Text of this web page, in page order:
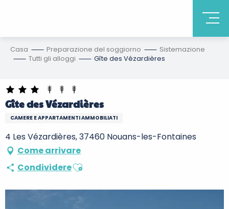
Casa Preparazione del soggiorno
Sistemazione
Tutti gli alloggi
Gîte des Vézardières
Gîte des Vézardières
CAMERE E APPARTAMENTI AMMOBILIATI
4 Les Vézardières, 37460 Nouans-les-Fontaines
Come arrivare
CondividereAjouter aux favoris